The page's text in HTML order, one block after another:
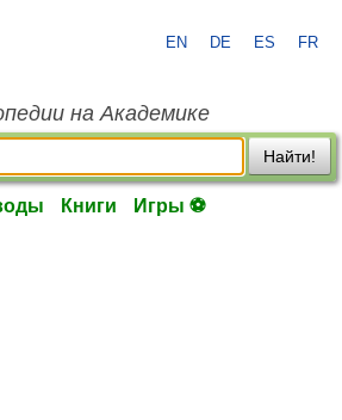
EN DE ES FR
на Академике
Найти!
Книги Игры ⚽